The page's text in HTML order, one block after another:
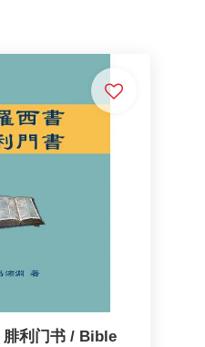
腓利门书 / Bible